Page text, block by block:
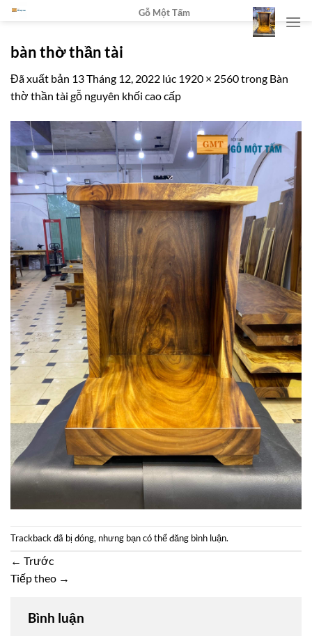
Chuyển
nội
dung
Gỗ Một Tấm
bàn thờ thần tài
Đã xuất bản 13 Tháng 12, 2022 lúc 1920 × 2560trong Bàn
thờ thần tài gỗ nguyên khối cao cấp
Trackback đã bị đóng, nhưng bạn có thểđăng bình luận.
← Trước
Tiếp theo →
Bình luận